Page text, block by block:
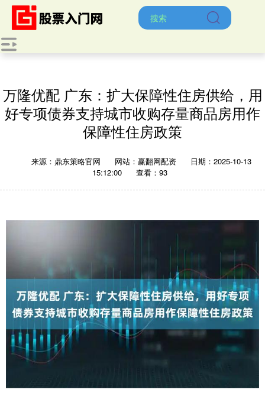
万隆优配 广东：扩大保障性住房供给，用
好专项债券支持城市收购存量商品房用作
保障性住房政策
来源：鼎东策略官网 网站：赢翻网配资
日期：2025-10-13
15:12:00
查看：93